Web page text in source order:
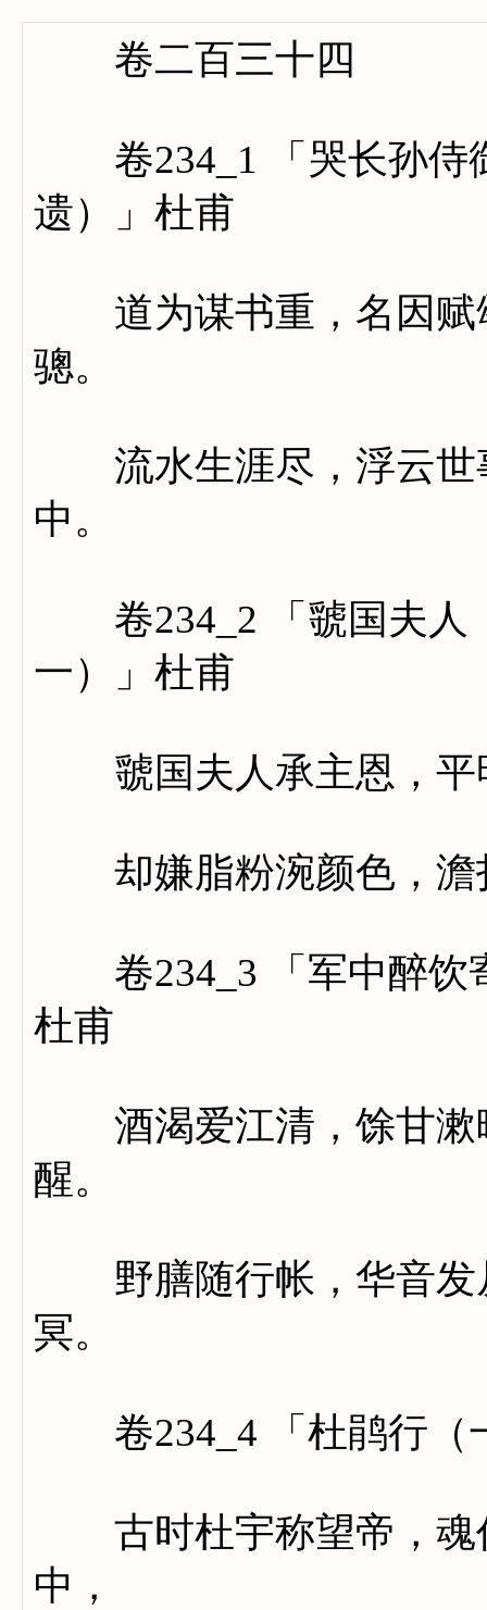
卷二百三十四
卷234_1 「哭长孙侍
遗）」杜甫
道为谋书重，名因赋
骢。
流水生涯尽，浮云世
中。
卷234_2 「虢国夫人
一）」杜甫
虢国夫人承主恩，平
却嫌脂粉涴颜色，澹
卷234_3 「军中醉饮
杜甫
酒渴爱江清，馀甘漱
醒。
野膳随行帐，华音发
冥。
卷234_4 「杜鹃行（
古时杜宇称望帝，魂
中，